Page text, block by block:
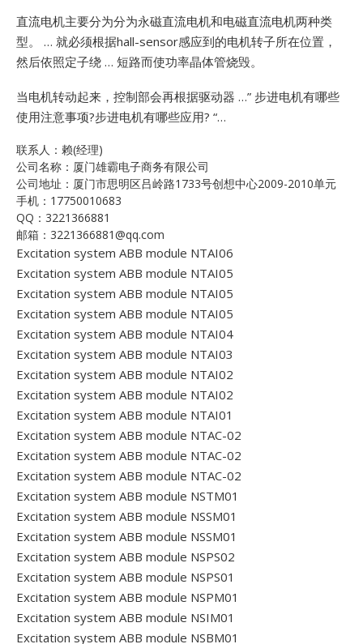
直流电机主要分为分为永磁直流电机和电磁直流电机两种类
型。 … 就必须根据hall-sensor感应到的电机转子所在位置，
然后依照定子绕 … 短路而使功率晶体管烧毁。
当电机转动起来，控制部会再根据驱动器 …” 步进电机有哪些
使用注意事项?步进电机有哪些应用? “…
联系人：赖(经理)
公司名称：厦门雄霸电子商务有限公司
公司地址：厦门市思明区吕岭路1733号创想中心2009-2010单元
手机：17750010683
QQ：3221366881
邮箱：3221366881@qq.com
Excitation system ABB module NTAI06
Excitation system ABB module NTAI05
Excitation system ABB module NTAI05
Excitation system ABB module NTAI05
Excitation system ABB module NTAI04
Excitation system ABB module NTAI03
Excitation system ABB module NTAI02
Excitation system ABB module NTAI02
Excitation system ABB module NTAI01
Excitation system ABB module NTAC-02
Excitation system ABB module NTAC-02
Excitation system ABB module NTAC-02
Excitation system ABB module NSTM01
Excitation system ABB module NSSM01
Excitation system ABB module NSSM01
Excitation system ABB module NSPS02
Excitation system ABB module NSPS01
Excitation system ABB module NSPM01
Excitation system ABB module NSIM01
Excitation system ABB module NSBM01